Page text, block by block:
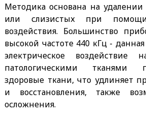
Методика основана на удалении
или слизистых при помощи
воздействия. Большинство
высокой частоте 440 кГц - данная
электрическое
патологическими тканями
здоровые ткани, что удлиняет
и восстановления, также
осложнения.